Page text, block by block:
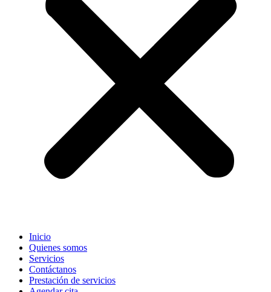
Inicio
Quienes somos
Servicios
Contáctanos
Prestación de servicios